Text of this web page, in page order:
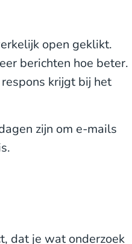
open geklikt.
berichten hoe beter.
krijgt bij het
zijn om e-mails
dat je wat onderzoek